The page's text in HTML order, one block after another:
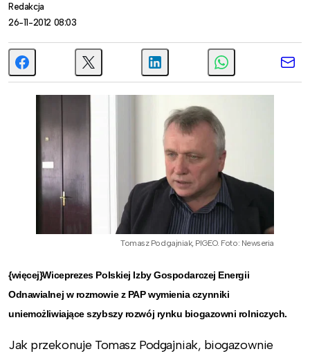
Redakcja
26-11-2012 08:03
Tomasz Podgajniak, PIGEO. Foto: Newseria
{więcej}Wiceprezes Polskiej Izby Gospodarczej Energii
Odnawialnej w rozmowie z PAP wymienia czynniki
uniemożliwiające szybszy rozwój rynku biogazowni rolniczych.
Jak przekonuje Tomasz Podgajniak, biogazownie